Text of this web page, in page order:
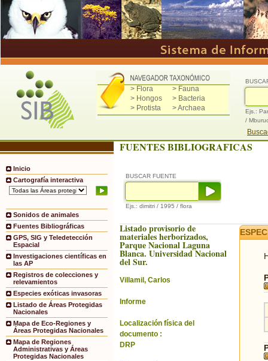
> Flora
> Fauna
> Hongos
> Bacteria
> Protista
> Archaea
Ejs.:
/
Inicio
Cartografía interactiva
Sonidos de animales
Fuentes Bibliográficas
GPS, SIG y Teledetección
Espacial
Investigaciones científicas en
las AP
Registros de colecciones y
relevamientos
Especies exóticas invasoras
Listado de Áreas Protegidas
Nacionales
Mapa de Eco-Regiones y
Áreas Protegidas Nacionales
Mapa de Regiones
Administrativas y Áreas
Protegidas Nacionales
FUENTES BIBLIOGRAFICAS
BUSCAR FUENTE
Ejs.: dimitri / 1995 / flora
Listado provisorio de
materiales herborizados,
Parque Nacional Laguna
Blanca. Universidad Nacional
del Sur.
Villamil, Carlos
Informe
Localización física del
documento :
DRP